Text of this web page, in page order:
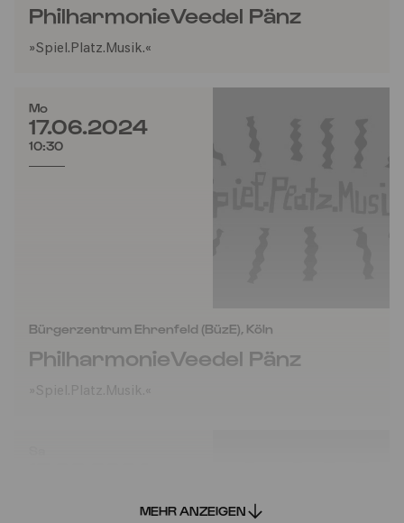
PhilharmonieVeedel Pänz
»Spiel.Platz.Musik.«
Mo
17.06.2024
10:30
Bürgerzentrum Ehrenfeld (BüzE), Köln
PhilharmonieVeedel Pänz
»Spiel.Platz.Musik.«
MEHR ANZEIGEN